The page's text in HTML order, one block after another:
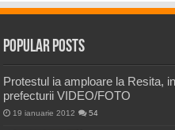
Popular Posts
Protestul ia amploare la Resita,
prefecturii VIDEO/FOTO
19 ianuarie 2012 54